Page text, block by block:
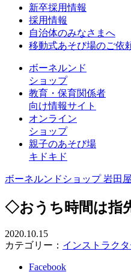
新卒採用情報
採用情報
自治体のみなさまへ
移動式あそび場のご依
ボーネルンド
ショップ
教育・保育関係者
向け情報サイト
オンライン
ショップ
親子のあそび場
キドキド
ボーネルンドショップ 岩田
◇おうち時間は指
2020.10.15
カテゴリー： インストラク
Facebook